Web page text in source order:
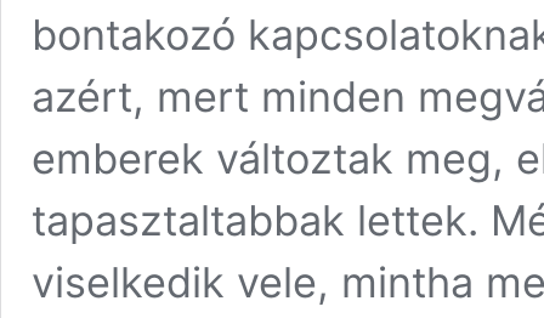
bontakozó
azért, mert minden
emberek változtak meg,
tapasztaltabbak lettek.
viselkedik vele, mintha